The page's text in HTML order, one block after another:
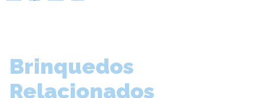
Brinquedos
Relacionados